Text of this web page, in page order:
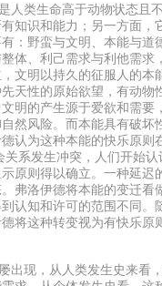
类生命高于动物状态且
知识和能力；另一方面，
：野蛮与文明、本能与道
体、利己需求与利他需求
文明以持久的征服人的本
天性的原始欲望，有动物
明的产生源于爱欲和需要
然风险。而本能具有破坏
认为这种本能的快乐原则
系发生冲突，人们开始认
原则得以确立。一种延迟
弗洛伊德将本能的变迁看
认知和许可的范围不同。
将这种转变视为有快乐原
现，从人类发生史来看